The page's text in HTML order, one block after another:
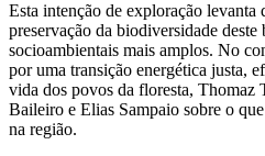
Esta intenção de exploração levanta
preservação da biodiversidade deste
socioambientais mais amplos. No
por uma transição energética justa,
vida dos povos da floresta, Thomaz
Baileiro e Elias Sampaio sobre o
na região.